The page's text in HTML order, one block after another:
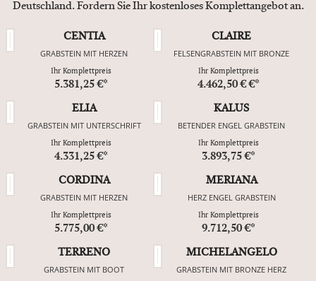
Deutschland. Fordern Sie Ihr kostenloses Komplettangebot an.
CENTIA
GRABSTEIN MIT HERZEN
Ihr Komplettpreis
5.381,25 €*
CLAIRE
FELSENGRABSTEIN MIT BRONZE
Ihr Komplettpreis
4.462,50 € €*
ELIA
GRABSTEIN MIT UNTERSCHRIFT
Ihr Komplettpreis
4.331,25 €*
KALUS
BETENDER ENGEL GRABSTEIN
Ihr Komplettpreis
3.893,75 €*
CORDINA
GRABSTEIN MIT HERZEN
Ihr Komplettpreis
5.775,00 €*
MERIANA
HERZ ENGEL GRABSTEIN
Ihr Komplettpreis
9.712,50 €*
TERRENO
GRABSTEIN MIT BOOT
MICHELANGELO
GRABSTEIN MIT BRONZE HERZ